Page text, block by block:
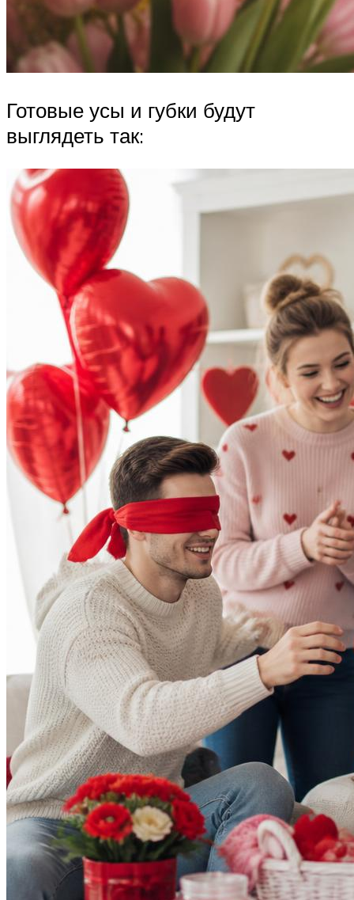
Готовые усы и губки будут
выглядеть так: